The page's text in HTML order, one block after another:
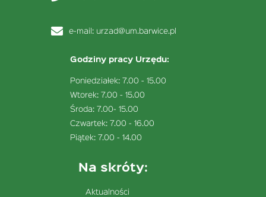
e-mail: urzad@um.barwice.pl
Godziny pracy Urzędu:
Poniedziałek: 7.00 - 15.00
Wtorek: 7.00 - 15.00
Środa: 7.00- 15.00
Czwartek: 7.00 - 16.00
Piątek: 7.00 - 14.00
Na skróty:
Aktualności